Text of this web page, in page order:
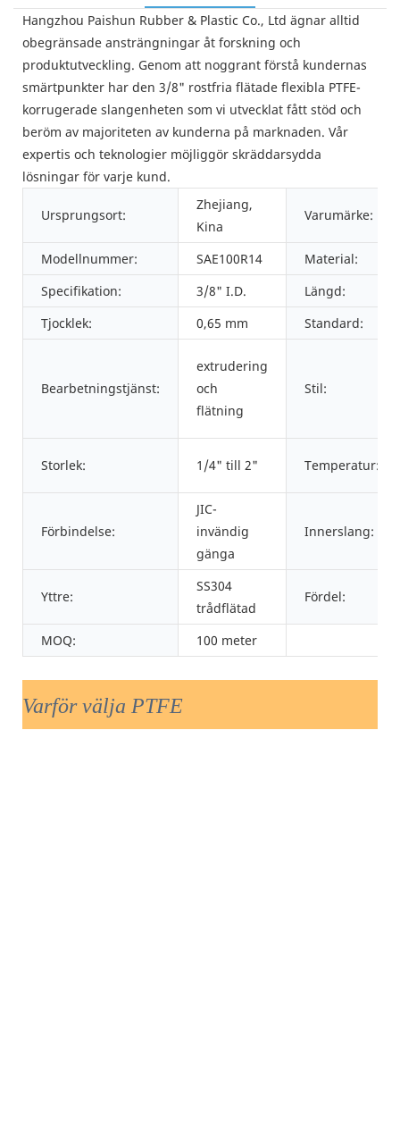
Hangzhou Paishun Rubber & Plastic Co., Ltd ägnar alltid
obegränsade ansträngningar åt forskning och
produktutveckling. Genom att noggrant förstå kundernas
smärtpunkter har den 3/8" rostfria flätade flexibla PTFE-
korrugerade slangenheten som vi utvecklat fått stöd och
beröm av majoriteten av kunderna på marknaden. Vår
expertis och teknologier möjliggör skräddarsydda
lösningar för varje kund.
Ursprungsort:
Zhejiang,
Kina
Varumärke:
Modellnummer: SAE100R14
Material:
Specifikation:
3/8" I.D.
Längd:
Tjocklek:
0,65 mm Standard:
Bearbetningstjänst:
extrudering
och
flätning
Stil:
Storlek: 1/4" till 2" Temperatur:
Förbindelse:
JIC-
invändig
gänga
Innerslang:
Yttre:
SS304
trådflätad
Fördel:
MOQ: 100 meter
Varför välja PTFE